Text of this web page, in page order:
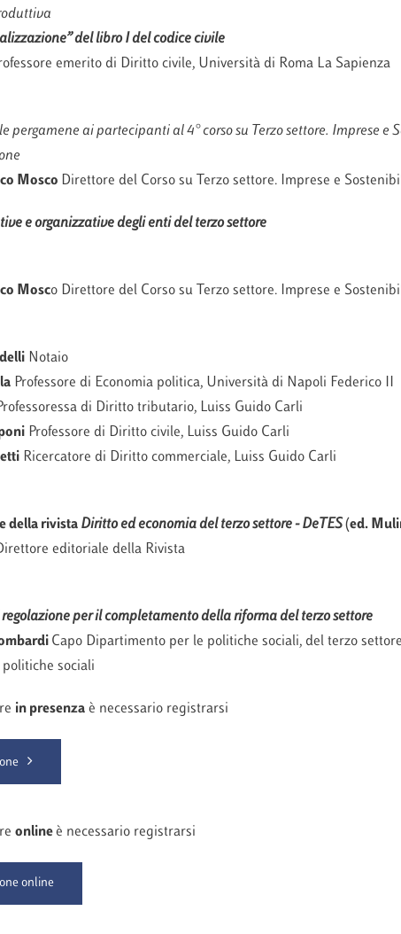
del libro I del codice civile
emerito di Diritto civile, Università di Roma La Sapienza
pergamene ai partecipanti al 4° corso su Terzo settore. Imprese e
Mosco Direttore del Corso su Terzo settore. Imprese e
e organizzative degli enti del terzo settore
Mosco Direttore del Corso su Terzo settore. Imprese e
Notaio
Professore di Economia politica, Università di Napoli Federico II
di Diritto tributario, Luiss Guido Carli
Professore di Diritto civile, Luiss Guido Carli
Ricercatore di Diritto commerciale, Luiss Guido Carli
della rivista Diritto ed economia del terzo settore - DeTES(ed.
editoriale della Rivista
per il completamento della riforma del terzo settore
Capo Dipartimento per le politiche sociali, del terzo
sociali
in presenzaè necessario registrarsi
onlineè necessario registrarsi
online